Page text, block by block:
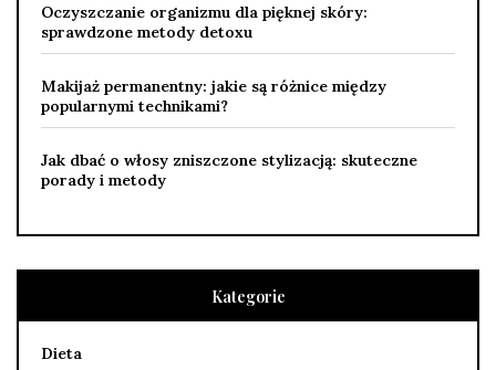
Oczyszczanie organizmu dla pięknej skóry:
sprawdzone metody detoxu
Makijaż permanentny: jakie są różnice między
popularnymi technikami?
Jak dbać o włosy zniszczone stylizacją: skuteczne
porady i metody
Kategorie
Dieta